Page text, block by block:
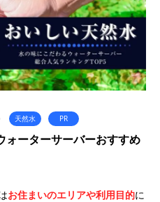
天然水 PR
ォーターサーバーおすすめ
お住まいのエリアや利用目的に